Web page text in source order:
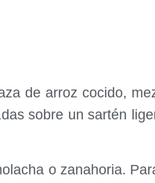
de arroz cocido,
sobre un sartén
o zanahoria.